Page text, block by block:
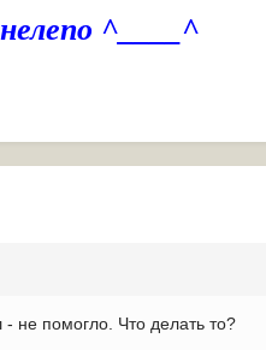
^____^
не помогло. Что делать то?